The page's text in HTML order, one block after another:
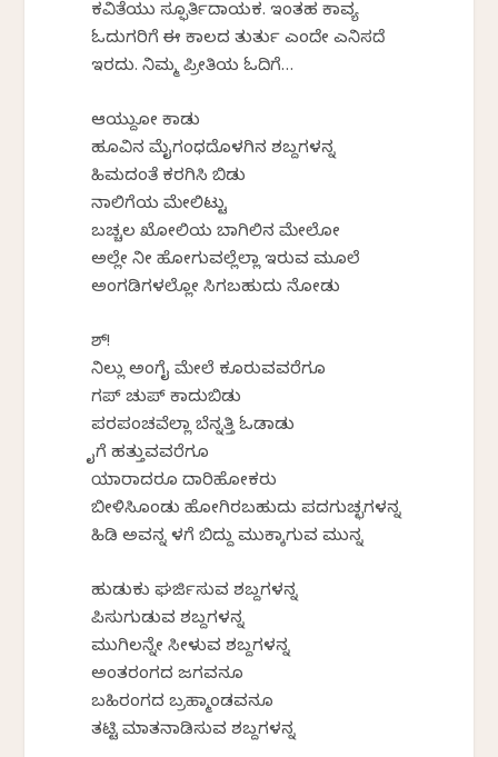
ಕವಿತೆಯು ಸ್ಫೂರ್ತಿದಾಯಕ. ಇಂತಹ ಕಾವ್ಯ
ಓದುಗರಿಗೆ ಈ ಕಾಲದ ತುರ್ತು ಎಂದೇ ಎನಿಸದೆ
ಇರದು. ನಿಮ್ಮ ಪ್ರೀತಿಯ ಓದಿಗೆ…
ಆಯ್ದುಕೋ ಕಾಡು
ಹೂವಿನ ಮೈಗಂಧದೊಳಗಿನ ಶಬ್ದಗಳನ್ನ
ಹಿಮದಂತೆ ಕರಗಿಸಿ ಬಿಡು
ನಾಲಿಗೆಯ ಮೇಲಿಟ್ಟು
ಬಚ್ಚಲ ಖೋಲಿಯ ಬಾಗಿಲಿನ ಮೇಲೋ
ಅಲ್ಲೇ ನೀ ಹೋಗುವಲ್ಲೆಲ್ಲಾ ಇರುವ ಮೂಲೆ
ಅಂಗಡಿಗಳಲ್ಲೋ ಸಿಗಬಹುದು ನೋಡು
ಶ್!
ನಿಲ್ಲು ಅಂಗೈ ಮೇಲೆ ಕೂರುವವರೆಗೂ
ಗಪ್ ಚುಪ್ ಕಾದುಬಿಡು
ಪರಪಂಚವೆಲ್ಲಾ ಬೆನ್ನತ್ತಿ ಓಡಾಡು
ಕೈಗೆ ಹತ್ತುವವರೆಗೂ
ಯಾರಾದರೂ ದಾರಿಹೋಕರು
ಬೀಳಿಸಿಕೊಂಡು ಹೋಗಿರಬಹುದು ಪದಗುಚ್ಛಗಳನ್ನ
ಹಿಡಿ ಅವನ್ನ ಕೆಳಗೆ ಬಿದ್ದು ಮುಕ್ಕಾಗುವ ಮುನ್ನ
ಹುಡುಕು ಘರ್ಜಿಸುವ ಶಬ್ದಗಳನ್ನ
ಪಿಸುಗುಡುವ ಶಬ್ದಗಳನ್ನ
ಮುಗಿಲನ್ನೇ ಸೀಳುವ ಶಬ್ದಗಳನ್ನ
ಅಂತರಂಗದ ಜಗವನೂ
ಬಹಿರಂಗದ ಬ್ರಹ್ಮಾಂಡವನೂ
ತಟ್ಟಿ ಮಾತನಾಡಿಸುವ ಶಬ್ದಗಳನ್ನ